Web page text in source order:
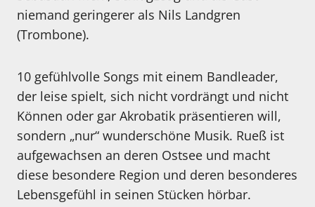
niemand geringerer als Nils Landgren
(Trombone).
10 gefühlvolle Songs mit einem Bandleader,
der leise spielt, sich nicht vordrängt und nicht
Können oder gar Akrobatik präsentieren will,
sondern „nur“ wunderschöne Musik. Rueß ist
aufgewachsen an deren Ostsee und macht
diese besondere Region und deren besonderes
Lebensgefühl in seinen Stücken hörbar.